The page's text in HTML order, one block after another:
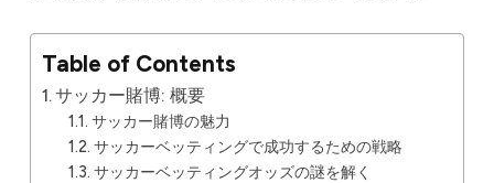
Table of Contents
サッカー賭博: 概要
サッカー賭博の魅力
サッカーベッティングで成功するための戦略
サッカーベッティングオッズの謎を解く